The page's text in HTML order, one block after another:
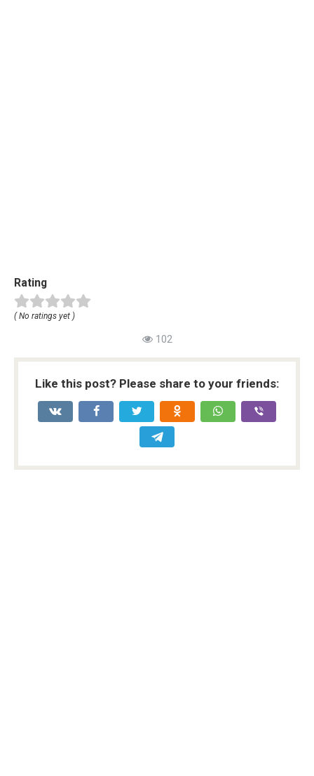
Rating
( No ratings yet )
102
Like this post? Please share to your friends: